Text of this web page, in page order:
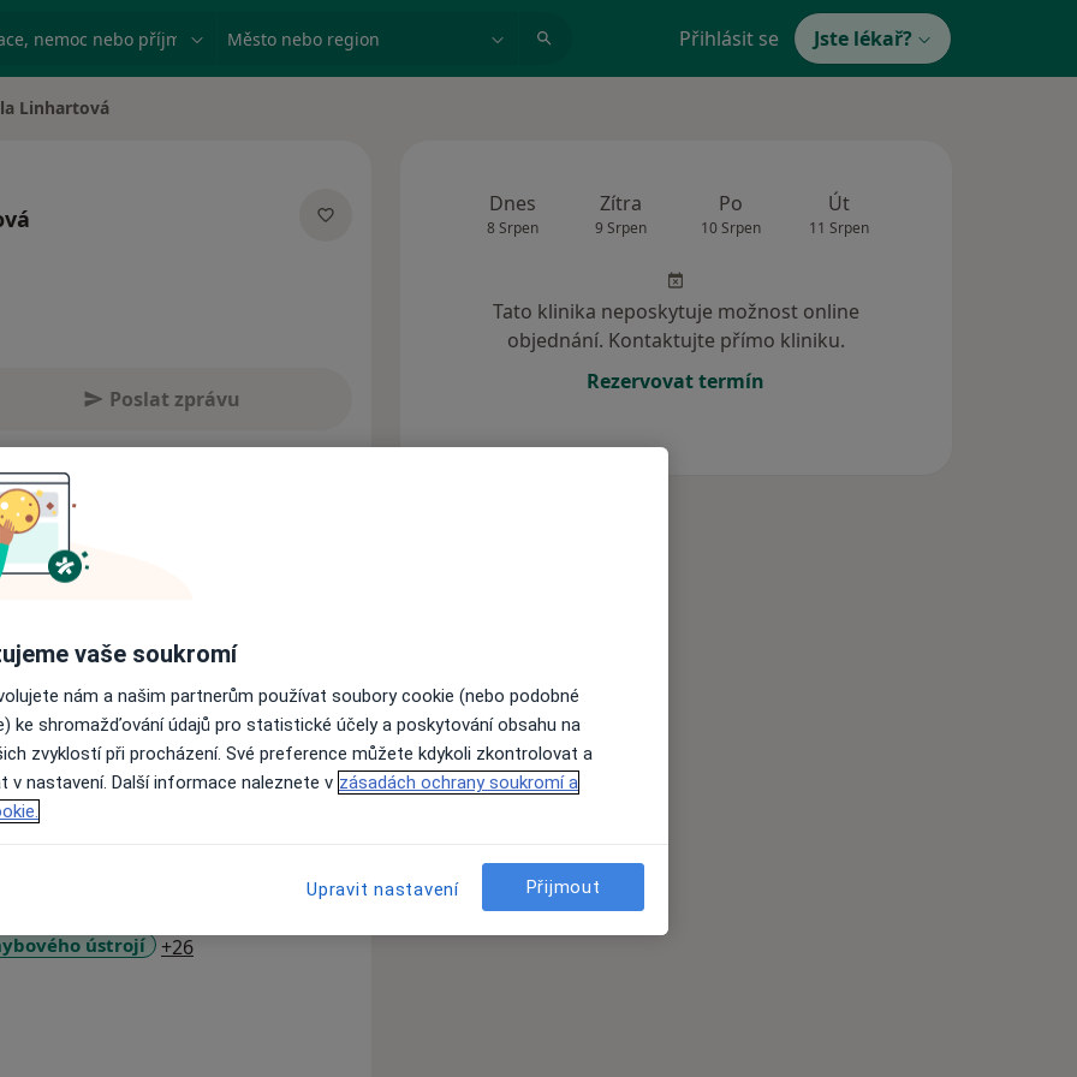
nemoc nebo příjmení Město nebo region Přihlásit se Jste lékař?
Linhartová
Poslat zprávu
zakončila s magisterským
Nejdříve působila u
týmu FK Čáslav.
a terapii pohybových obtíží, na
na prevenci vzniku zranění a
aparátu. Specializuje se na
na problematiku s krční či
technik, tejpování a aktivní
podkladě.
Endala a zdravotní agentury
porozumět jejich vzniku a
ústrojí +26a11y_sr_more_diseases
Dnes
8 Srpen
Zítra
9 Srpen
Po
10 Srpen
Út
11 Srpen
Tato klinika neposkytuje možnost online
objednání. Kontaktujte přímo kliniku.
Rezervovat termín
vaše soukromí
nám a našim partnerům používat soubory cookie (nebo podobné
ke shromažďování údajů pro statistické účely a poskytování obsahu na
zvyklostí při procházení. Své preference můžete kdykoli zkontrolovat a
v nastavení. Další informace naleznete v zásadách ochrany soukromí a
Upravit nastavení Přijmout